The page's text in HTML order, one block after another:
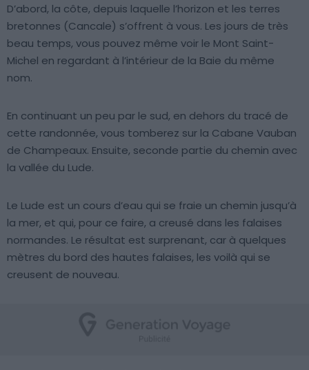
D’abord, la côte, depuis laquelle l’horizon et les terres
bretonnes (Cancale) s’offrent à vous. Les jours de très
beau temps, vous pouvez même voir le Mont Saint-
Michel en regardant à l’intérieur de la Baie du même
nom.
En continuant un peu par le sud, en dehors du tracé de
cette randonnée, vous tomberez sur la Cabane Vauban
de Champeaux. Ensuite, seconde partie du chemin avec
la vallée du Lude.
Le Lude est un cours d’eau qui se fraie un chemin jusqu’à
la mer, et qui, pour ce faire, a creusé dans les falaises
normandes. Le résultat est surprenant, car à quelques
mètres du bord des hautes falaises, les voilà qui se
creusent de nouveau.